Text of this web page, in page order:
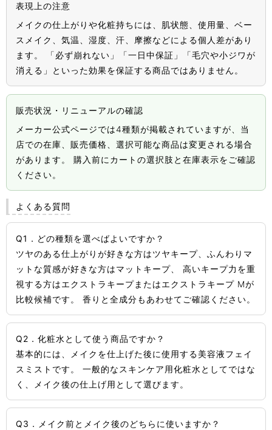
表現上の注意
メイクの仕上がりや化粧持ちには、肌状態、使用量、ベー
スメイク、気温、湿度、汗、摩擦などによる個人差があり
ます。 「必ず崩れない」「一日中保証」「毛穴や小ジワが
消える」といった効果を保証する商品ではありません。
販売状況・リニューアルの確認
メーカー公式ページでは4種類が掲載されていますが、当
店での在庫、販売価格、選択可能な商品は変更される場合
があります。 購入前にカートの選択肢と在庫表示をご確認
ください。
よくある質問
Q1．どの種類を選べばよいですか？
ツヤのある仕上がりが好きな方はツヤキープ、ふんわりマ
ットな質感が好きな方はマットキープ、 高いキープ力を重
視する方はエクストラキープまたはエクストラキープ Mが
比較候補です。 香りと全成分もあわせてご確認ください。
Q2．化粧水として使う商品ですか？
基本的には、メイクを仕上げた後に使用する美容液フェイ
スミストです。 一般的なスキンケア用化粧水としてではな
く、メイク後の仕上げ用として選びます。
Q3．メイク前とメイク後のどちらに使いますか？